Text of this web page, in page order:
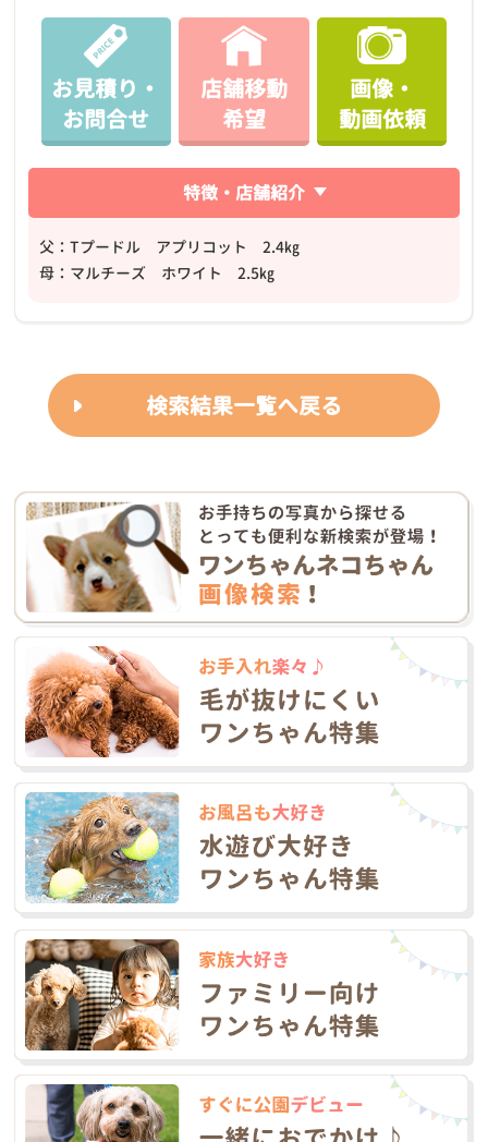
お見積り・
お問合せ
店舗移動
希望
画像・
動画依頼
特徴・店舗紹介
父：Tプードル アプリコット 2.4㎏
母：マルチーズ ホワイト 2.5㎏
検索結果一覧へ戻る